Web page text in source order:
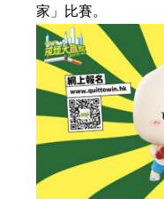
家」比賽。